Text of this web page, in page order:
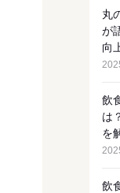
丸
が
向
飲
は
を
飲